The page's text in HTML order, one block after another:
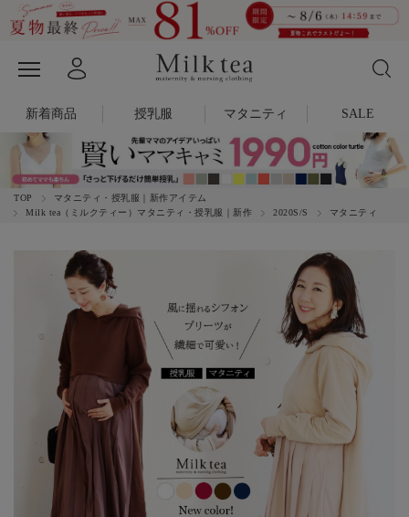
新着商品 授乳服 マタニティ SALE
TOP
マタニティ・授乳服｜新作アイテム
Milk tea（ミルクティー）マタニティ・授乳服｜新作
2020S/S マタニティ